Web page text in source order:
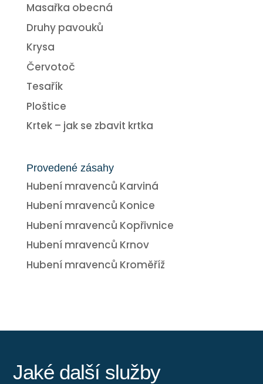
Masařka obecná
Druhy pavouků
Krysa
Červotoč
Tesařík
Ploštice
Krtek – jak se zbavit krtka
Provedené zásahy
Hubení mravenců Karviná
Hubení mravenců Konice
Hubení mravenců Kopřivnice
Hubení mravenců Krnov
Hubení mravenců Kroměříž
Jaké další služby